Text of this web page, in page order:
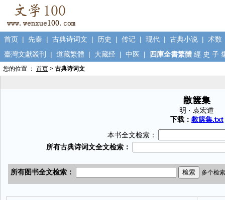
首页 | 先秦 | 古典诗词文 | 历史 | 传记 | 现代 | 古典小说 | 术数
臺灣文獻叢刊
| 道藏繁體 | 大藏经 | 中医 | 四庫全書繁體 經 史 子
您的位置 ： 首页 > 古典诗词文
敝箧集
明 · 袁宏道
下载： 敝箧集.txt
本书全文检索：